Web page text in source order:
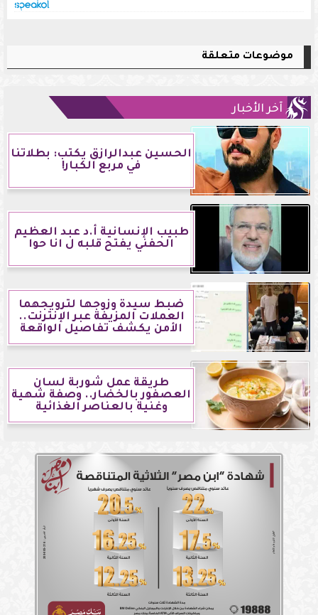
موضوعات متعلقة
آخر الأخبار
الحسين عبدالرازق يكتب: بطلاتنا
في مربع الكبار!
طبيب الإنسانية أ.د عبد العظيم
الحفني يفتح قلبه ل انا حوا
ضبط سيدة وزوجها لترويجهما
العملات المزيفة عبر الإنترنت..
الأمن يكشف تفاصيل الواقعة
طريقة عمل شوربة لسان
العصفور بالخضار.. وصفة شهية
وغنية بالعناصر الغذائية